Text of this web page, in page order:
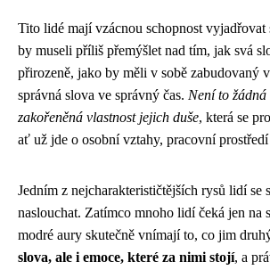
Tito lidé mají vzácnou schopnost
by museli příliš přemýšlet nad tím, jak svá
přirozeně, jako by měli v sobě zabudovaný
správná slova ve správný čas. Není to
zakořeněná vlastnost jejich duše, která se
ať už jde o osobní vztahy, pracovní
Jedním z nejcharakterističtějších rysů lidí se
naslouchat. Zatímco mnoho lidí čeká jen
modré aury skutečně vnímají to, co jim
slova, ale i emoce, které za nimi stojí, a